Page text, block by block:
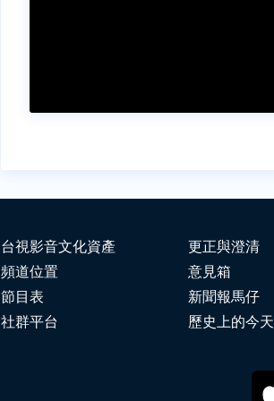
台視影音文化資產
頻道位置
節目表
社群平台
更正與澄清
意見箱
新聞報馬仔
歷史上的今天